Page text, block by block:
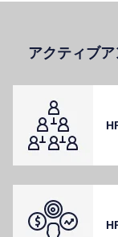
アクティブ